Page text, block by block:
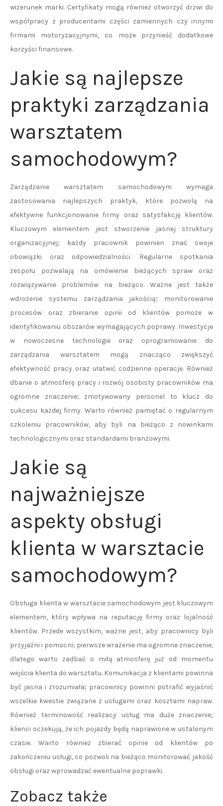
wizerunek marki. Certyfikaty mogą również otworzyć drzwi do
współpracy z producentami części zamiennych czy innymi
firmami motoryzacyjnymi, co może przynieść dodatkowe
korzyści finansowe.
Jakie są najlepsze
praktyki zarządzania
warsztatem
samochodowym?
Zarządzanie warsztatem samochodowym wymaga
zastosowania najlepszych praktyk, które pozwolą na
efektywne funkcjonowanie firmy oraz satysfakcję klientów.
Kluczowym elementem jest stworzenie jasnej struktury
organizacyjnej; każdy pracownik powinien znać swoje
obowiązki oraz odpowiedzialności. Regularne spotkania
zespołu pozwalają na omówienie bieżących spraw oraz
rozwiązywanie problemów na bieżąco. Ważne jest także
wdrożenie systemu zarządzania jakością; monitorowanie
procesów oraz zbieranie opinii od klientów pomoże w
identyfikowaniu obszarów wymagających poprawy. Inwestycje
w nowoczesne technologie oraz oprogramowanie do
zarządzania warsztatem mogą znacząco zwiększyć
efektywność pracy oraz ułatwić codzienne operacje. Również
dbanie o atmosferę pracy i rozwój osobisty pracowników ma
ogromne znaczenie; zmotywowany personel to klucz do
sukcesu każdej firmy. Warto również pamiętać o regularnym
szkoleniu pracowników, aby byli na bieżąco z nowinkami
technologicznymi oraz standardami branżowymi.
Jakie są
najważniejsze
aspekty obsługi
klienta w warsztacie
samochodowym?
Obsługa klienta w warsztacie samochodowym jest kluczowym
elementem, który wpływa na reputację firmy oraz lojalność
klientów. Przede wszystkim, ważne jest, aby pracownicy byli
przyjaźni i pomocni; pierwsze wrażenie ma ogromne znaczenie,
dlatego warto zadbać o miłą atmosferę już od momentu
wejścia klienta do warsztatu. Komunikacja z klientami powinna
być jasna i zrozumiała; pracownicy powinni potrafić wyjaśnić
wszelkie kwestie związane z usługami oraz kosztami napraw.
Również terminowość realizacji usług ma duże znaczenie;
klienci oczekują, że ich pojazdy będą naprawione w ustalonym
czasie. Warto również zbierać opinie od klientów po
zakończeniu usługi, co pozwoli na bieżąco monitorować jakość
obsługi oraz wprowadzać ewentualne poprawki.
Zobacz także